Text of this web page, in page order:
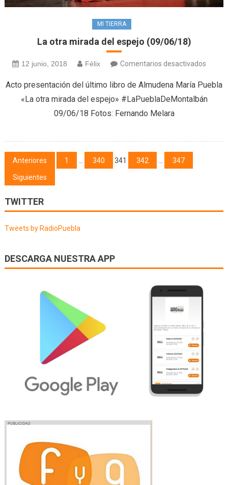
MI TIERRA
La otra mirada del espejo (09/06/18)
12 junio, 2018 Félix Comentarios desactivadosen
otra
mirada
(09/
Acto presentación del último libro de Almudena María Puebla
«La otra mirada del espejo» #LaPueblaDeMontalbán
09/06/18 Fotos: Fernando Melara
Navegación
de
entradas
Anteriores 1 340 341 342 347
Siguientes
TWITTER
Tweets by RadioPuebla
DESCARGA NUESTRA APP